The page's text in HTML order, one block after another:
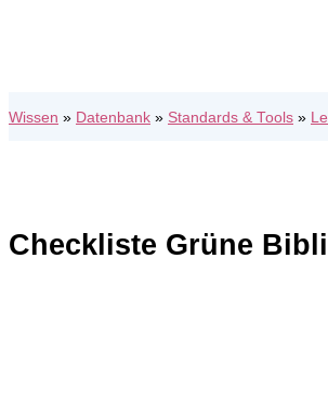
Wissen » Datenbank » Standards & Tools »
Checkliste Grüne